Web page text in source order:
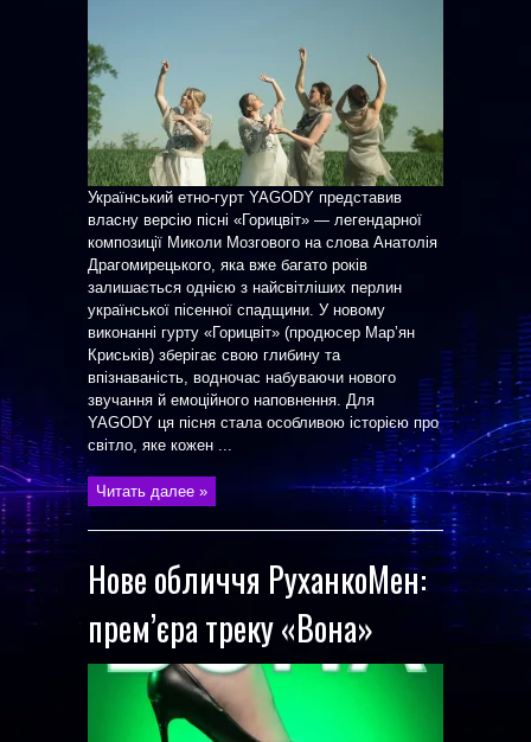
Український етно-гурт YAGODY представив
власну версію пісні «Горицвіт» — легендарної
композиції Миколи Мозгового на слова Анатолія
Драгомирецького, яка вже багато років
залишається однією з найсвітліших перлин
української пісенної спадщини. У новому
виконанні гурту «Горицвіт» (продюсер Марʼян
Криськів) зберігає свою глибину та
впізнаваність, водночас набуваючи нового
звучання й емоційного наповнення. Для
YAGODY ця пісня стала особливою історією про
світло, яке кожен ...
Читать далее »
Нове обличчя РуханкоМен:
прем’єра треку «Вона»